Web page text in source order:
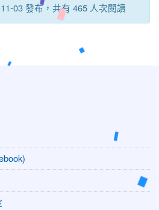
03 發布，共有 465 人次閱讀